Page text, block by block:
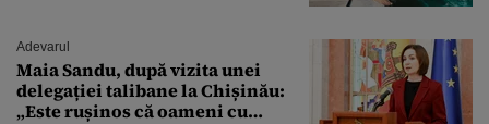
Adevarul
Maia Sandu, după vizita unei
delegației talibane la Chișinău:
„Este rușinos că oameni cu